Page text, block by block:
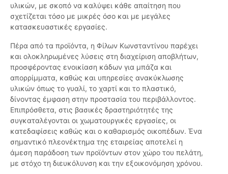
υλικών, με σκοπό να καλύψει κάθε απαίτηση που
σχετίζεται τόσο με μικρές όσο και με μεγάλες
κατασκευαστικές εργασίες.
Πέρα από τα προϊόντα, η Φίλων Κωνσταντίνου παρέχει
και ολοκληρωμένες λύσεις στη διαχείριση αποβλήτων,
προσφέροντας ενοικίαση κάδων για μπάζα και
απορρίμματα, καθώς και υπηρεσίες ανακύκλωσης
υλικών όπως το γυαλί, το χαρτί και το πλαστικό,
δίνοντας έμφαση στην προστασία του περιβάλλοντος.
Επιπρόσθετα, στις βασικές δραστηριότητές της
συγκαταλέγονται οι χωματουργικές εργασίες, οι
κατεδαφίσεις καθώς και ο καθαρισμός οικοπέδων. Ένα
σημαντικό πλεονέκτημα της εταιρείας αποτελεί η
άμεση παράδοση των προϊόντων στον χώρο του πελάτη,
με στόχο τη διευκόλυνση και την εξοικονόμηση χρόνου.